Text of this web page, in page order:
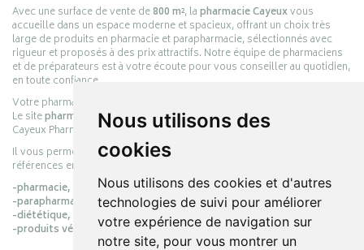
Nous utilisons des
cookies
Nous utilisons des cookies et d'autres
technologies de suivi pour améliorer
votre expérience de navigation sur
notre site, pour vous montrer un
Avec une surface de vente de800 m², lapharmacie Cayeuxvous
accueille dans un espace moderne et spacieux, offrant un choix très
large de produits en pharmacie et parapharmacie, sélectionnés avec
rigueur et proposés à des prix attractifs. Notre équipe de pharmaciens
et de préparateurs est à votre écoute pour vous conseiller au quotidien,
en toute confiance.
Votre pharmacie en ligne :
Le sitepharmacie-cayeux.frest le prolongement digital de la pharmacie
Cayeux Pharmabest Berck-sur-Mer – Rang-du-Fliers.
Il vous permet de réaliser vos achats en ligne parmi des milliers de
références en :
-pharmacie,
-parapharmacie,
-diététique,
-produits vétérinaires.